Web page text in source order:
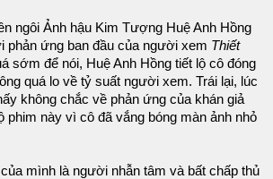
ngôi Ảnh hậu Kim Tượng Huệ Anh Hồng
phản ứng ban đầu của người xem Thiết
sớm để nói, Huệ Anh Hồng tiết lộ cô đóng
quá lo về tỷ suất người xem. Trái lại, lúc
không chắc về phản ứng của khán giả
phim này vì cô đã vắng bóng màn ảnh nhỏ
mình là người nhẫn tâm và bất chấp thủ